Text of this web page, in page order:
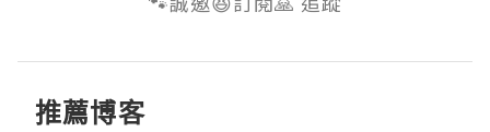
推薦博客